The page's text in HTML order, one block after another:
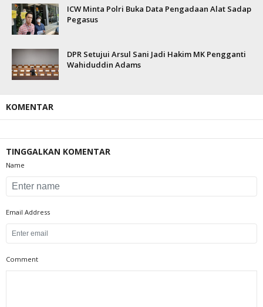
ICW Minta Polri Buka Data Pengadaan Alat Sadap
Pegasus
DPR Setujui Arsul Sani Jadi Hakim MK Pengganti
Wahiduddin Adams
KOMENTAR
TINGGALKAN KOMENTAR
Name
Email Address
Comment